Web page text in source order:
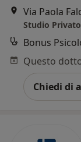
Via Paola
Studio Privato
Bonus
Chiedi di